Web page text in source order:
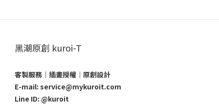
黑潮原創 kuroi-T
客製服務｜插畫授權｜原創設計
E-mail: service@mykuroit.com
Line ID: @kuroit